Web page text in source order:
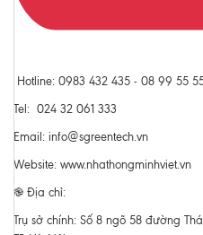
Hotline: 0983 432 435 - 08 99 55
Tel: 024 32 061 333
Email: info@sgreentech.vn
Website: www.nhathongminhviet.vn
֎ Địa chỉ:
Trụ sở chính: Số 8 ngõ 58 đường